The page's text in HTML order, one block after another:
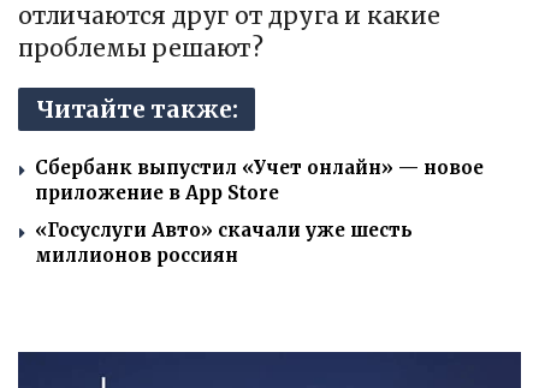
отличаются друг от друга и какие
проблемы решают?
Читайте также:
Сбербанк выпустил «Учет онлайн» — новое
приложение в App Store
«Госуслуги Авто» скачали уже шесть
миллионов россиян